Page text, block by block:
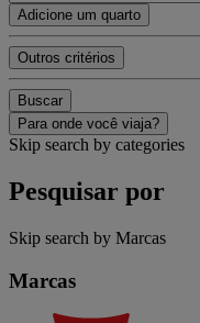
Adicione um quarto
Outros critérios
Buscar
Para onde você viaja?
Skip search by categories
Pesquisar por
Skip search by Marcas
Marcas